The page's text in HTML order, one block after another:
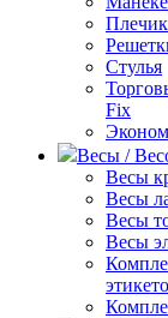
Стулья
Fix
Весы /
Весы
Весы
Весы
Весы